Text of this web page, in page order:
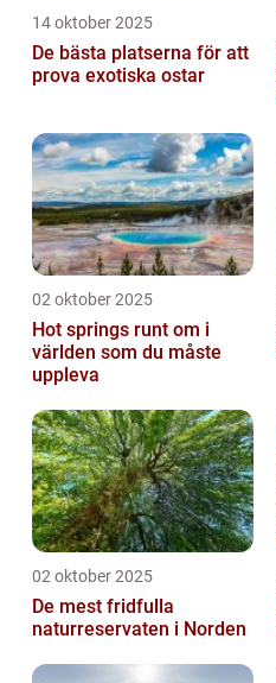
14 oktober 2025
De bästa platserna för att
prova exotiska ostar
02 oktober 2025
Hot springs runt om i
världen som du måste
uppleva
02 oktober 2025
De mest fridfulla
naturreservaten i Norden